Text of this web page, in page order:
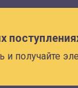
и получайте